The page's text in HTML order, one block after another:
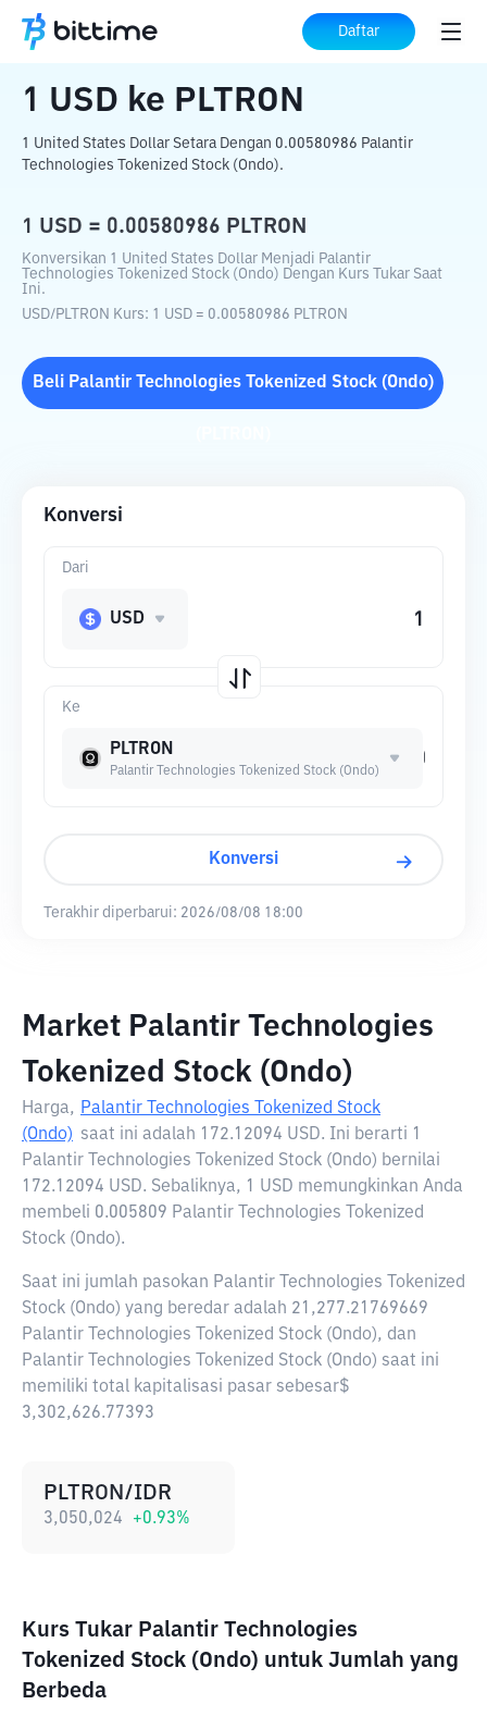
Daftar
Beranda Konverter Kripto ke PLTRON
1 USD ke PLTRON
1 United States Dollar Setara Dengan 0.00580986 Palantir
Technologies Tokenized Stock (Ondo).
1 USD = 0.00580986 PLTRON
Konversikan 1 United States Dollar Menjadi Palantir
Technologies Tokenized Stock (Ondo) Dengan Kurs Tukar Saat
Ini.
USD/PLTRON Kurs: 1 USD = 0.00580986 PLTRON
Beli Palantir Technologies Tokenized Stock (Ondo)
Konversi
Ke
PLTRON
Palantir Technologies Tokenized Stock (Ondo)
Dari
USD
Konversi
Terakhir diperbarui: 2026/08/08 18:00
Market Palantir Technologies
Tokenized Stock (Ondo)
Harga, Palantir Technologies Tokenized Stock
(Ondo) saat ini adalah 172.12094 USD. Ini berarti 1
Palantir Technologies Tokenized Stock (Ondo) bernilai
172.12094 USD. Sebaliknya, 1 USD memungkinkan Anda
membeli 0.005809 Palantir Technologies Tokenized
Stock (Ondo).
Saat ini jumlah pasokan Palantir Technologies Tokenized
Stock (Ondo) yang beredar adalah 21,277.21769669
Palantir Technologies Tokenized Stock (Ondo), dan
Palantir Technologies Tokenized Stock (Ondo) saat ini
memiliki total kapitalisasi pasar sebesar$
3,302,626.77393
PLTRON/IDR
3,050,024 +0.93%
Kurs Tukar Palantir Technologies
Tokenized Stock (Ondo) untuk Jumlah yang
Berbeda